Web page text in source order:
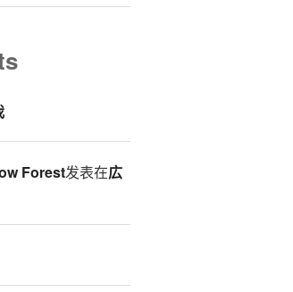
Forest发表在広